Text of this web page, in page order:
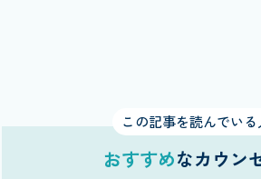
この記事を読んでいる
おすすめなカウン